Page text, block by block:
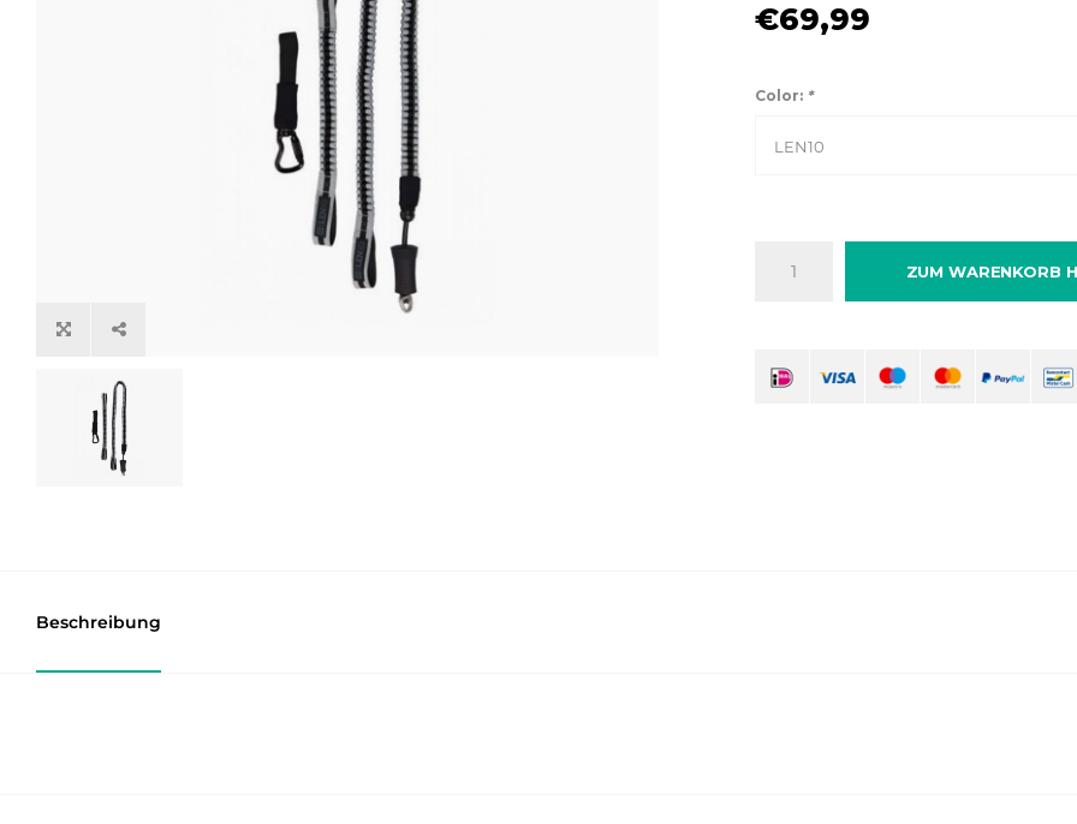
€69,99
Color: *
LEN10
ZUM WARENKORB
Beschreibung